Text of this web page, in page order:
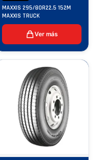
MAXXIS 295/80R22.5 152M
MAXXIS TRUCK
Ver más